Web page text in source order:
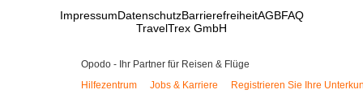
ImpressumDatenschutzBarrierefreiheitAGBFAQ
TravelTrex GmbH